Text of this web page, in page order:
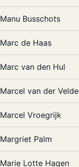
Manu Busschots
Marc de Haas
Marc van den Hul
Marcel van der Velde
Marcel Vroegrijk
Margriet Palm
Marie Lotte Hagen